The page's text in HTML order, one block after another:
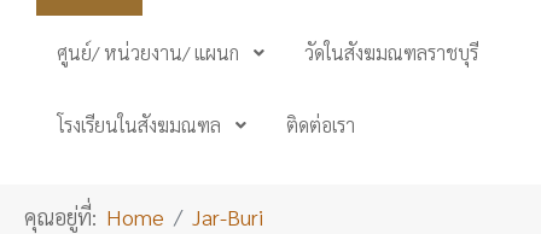
ศูนย์/ หน่วยงาน/ แผนก วัดในสังฆมณฑลราชบุรี
โรงเรียนในสังฆมณฑล ติดต่อเรา
คุณอยู่ที่: Home
Jar-Buri